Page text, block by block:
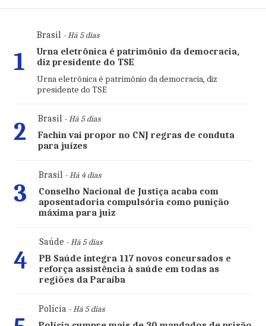
1
Brasil- Há 5 dias
Urna eletrônica é patrimônio da democracia,
diz presidente do TSE
Urna eletrônica é patrimônio da democracia, diz
presidente do TSE
2 Brasil- Há 5 dias
Fachin vai propor no CNJ regras de conduta
para juízes
3
Brasil- Há 4 dias
Conselho Nacional de Justiça acaba com
aposentadoria compulsória como punição
máxima para juiz
4
Saúde - Há 5 dias
PB Saúde integra 117 novos concursados e
reforça assistência à saúde em todas as
regiões da Paraíba
Polícia- Há 5 dias